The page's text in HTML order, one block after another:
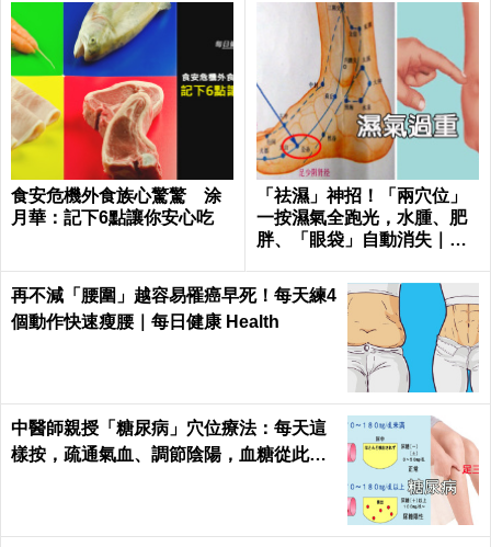
食安危機外食族心驚驚 涂
月華：記下6點讓你安心吃
「祛濕」神招！「兩穴位」
一按濕氣全跑光，水腫、肥
胖、「眼袋」自動消失｜每
再不減「腰圍」越容易罹癌早死！每天練4
個動作快速瘦腰｜每日健康 Health
中醫師親授「糖尿病」穴位療法：每天這
樣按，疏通氣血、調節陰陽，血糖從此乖